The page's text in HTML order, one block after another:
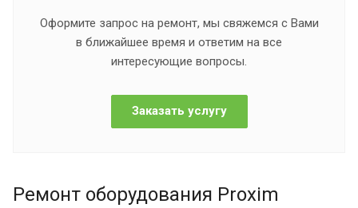
Оформите запрос на ремонт, мы свяжемся с Вами
в ближайшее время и ответим на все
интересующие вопросы.
Заказать услугу
Ремонт оборудования Proxim